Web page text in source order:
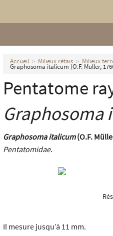
Accueil Milieux rétais Milieux
Graphosoma italicum (O.F. Müller,
Pentatome
Graphosoma
Graphosoma italicum(O.F.
Pentatomidae.
Il mesure jusqu’à 11 mm.